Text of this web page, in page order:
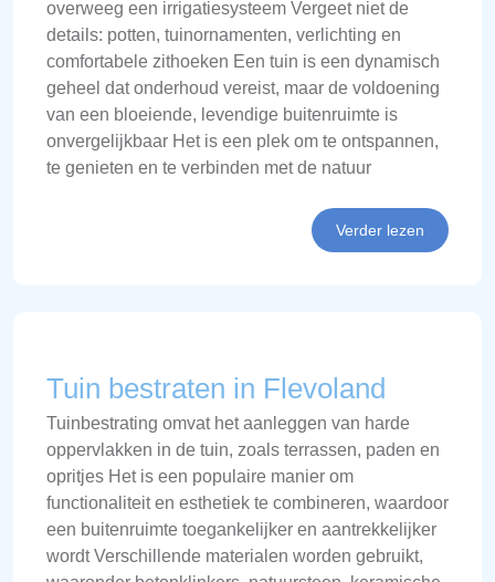
overweeg een irrigatiesysteem Vergeet niet de
details: potten, tuinornamenten, verlichting en
comfortabele zithoeken Een tuin is een dynamisch
geheel dat onderhoud vereist, maar de voldoening
van een bloeiende, levendige buitenruimte is
onvergelijkbaar Het is een plek om te ontspannen,
te genieten en te verbinden met de natuur
Verder lezen
Tuin bestraten in Flevoland
Tuinbestrating omvat het aanleggen van harde
oppervlakken in de tuin, zoals terrassen, paden en
opritjes Het is een populaire manier om
functionaliteit en esthetiek te combineren, waardoor
een buitenruimte toegankelijker en aantrekkelijker
wordt Verschillende materialen worden gebruikt,